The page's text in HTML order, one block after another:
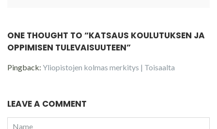
ONE THOUGHT TO “KATSAUS KOULUTUKSEN JA
OPPIMISEN TULEVAISUUTEEN”
Pingback: Yliopistojen kolmas merkitys | Toisaalta
LEAVE A COMMENT